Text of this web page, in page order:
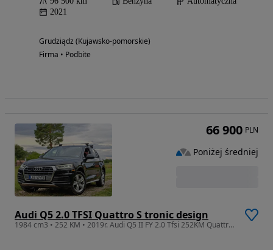
2021
Grudziądz (Kujawsko-pomorskie)
Firma • Podbite
Audi Q5 2.0 TFSI Quattro S tronic design
1984 cm3 • 252 KM • 2019r. Audi Q5 II FY 2.0 Tfsi 252KM Quattro 4x4 Lift NA MIEJSCU FV23%
66 900 PLN
Poniżej średniej